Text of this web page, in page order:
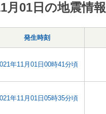
月01日の地震情報
発生時刻
年11月01日00時41分頃
年11月01日05時35分頃